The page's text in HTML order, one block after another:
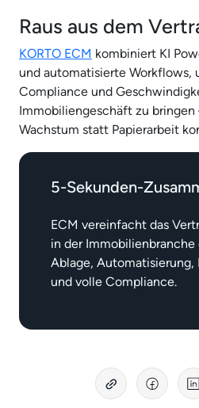
Raus aus dem
KORTO ECM kombiniert KI
und automatisierte Workflows,
Compliance und
Immobiliengeschäft zu
Wachstum statt Papierarbeit
5-Sekunden-
ECM vereinfacht das
in der
Ablage, Automatisierung,
und volle Compliance.